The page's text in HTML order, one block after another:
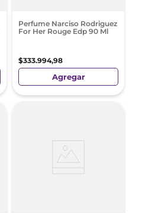
Perfume Narciso Rodriguez
For Her Rouge Edp 90 Ml
$333.994,98
Agregar